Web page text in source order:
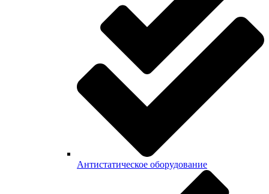
Антистатическое оборудование